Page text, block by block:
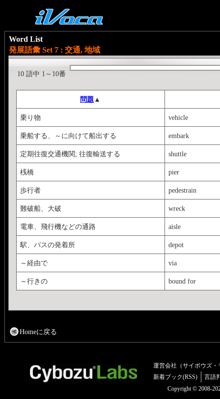
Word List
発展語彙 Set 7 : 交通, 地域
10 語中 1～10番
問題 ▲
乗り物 vehicle
乗船する、～に向けて船出する embark
定期往復交通機関; 往復輸送する shuttle
桟橋 pier
歩行者 pedestrain
難破船、大破 wreck
電車、飛行機などの通路 aisle
駅、バスの発着所 depot
～経由で via
～行きの bound for
Homeに戻る
運営会社（サイボウズ・
新着ブック(RSS)
言語
Copyright © 2008-